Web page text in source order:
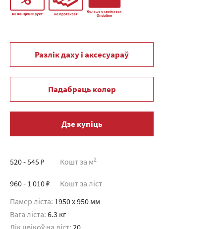
Разлік даху і аксесуараў
Падабраць колер
Дзе купіць
520 - 545 ₽ Кошт за м2
960 - 1 010 ₽ Кошт за ліст
Памер ліста: 1950 x 950 мм
Вага ліста: 6.3 кг